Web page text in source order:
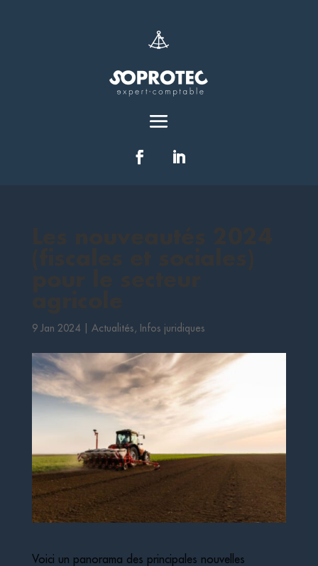
9 Jan 2024| Actualités , Infos juridiques
Voici un panorama des principales nouvelles